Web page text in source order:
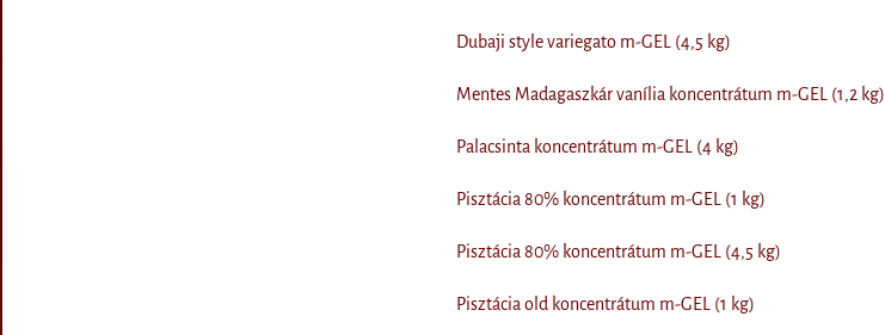
Dubaji style variegato m-GEL (4,5 kg)
Mentes Madagaszkár vanília koncentrátum m-GEL (1,2 kg)
Palacsinta koncentrátum m-GEL (4 kg)
Pisztácia 80% koncentrátum m-GEL (1 kg)
Pisztácia 80% koncentrátum m-GEL (4,5 kg)
Pisztácia old koncentrátum m-GEL (1 kg)